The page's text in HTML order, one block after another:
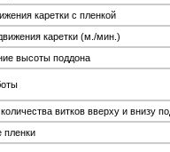
каретки с пленкой
каретки (м./мин.)
высоты поддона
витков вверху и внизу
пленки